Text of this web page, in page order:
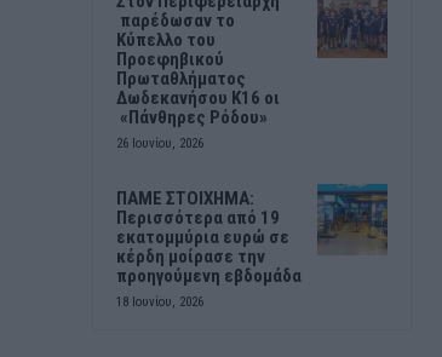
παρέδωσαν το
Κύπελλο του
Προεφηβικού
Πρωταθλήματος
Δωδεκανήσου Κ16 οι
«Πάνθηρες Ρόδου»
26 Ιουνίου, 2026
ΠΑΜΕ ΣΤΟΙΧΗΜΑ:
Περισσότερα από 19
εκατομμύρια ευρώ σε
κέρδη μοίρασε την
προηγούμενη εβδομάδα
18 Ιουνίου, 2026